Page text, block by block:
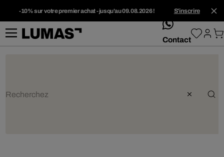
-10% sur votre premier achat - jusqu'au 09.08.2026 ! S'inscrire
whatsApp
Contact